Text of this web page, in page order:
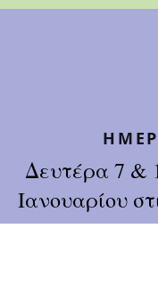
Δευτέρα 7 &
Ιανουαρίου